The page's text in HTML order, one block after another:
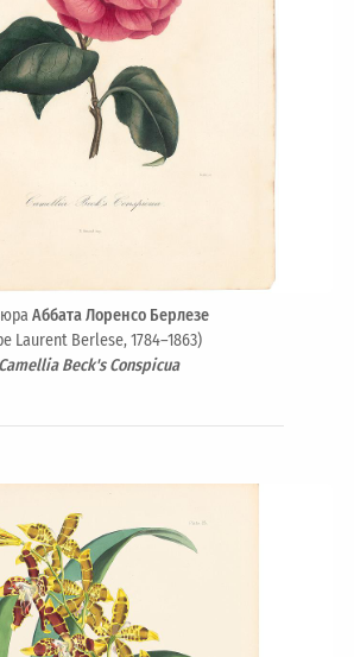
Аббата Лоренсо Берлезе
Laurent Berlese, 1784–1863)
Camellia Beck's Conspicua